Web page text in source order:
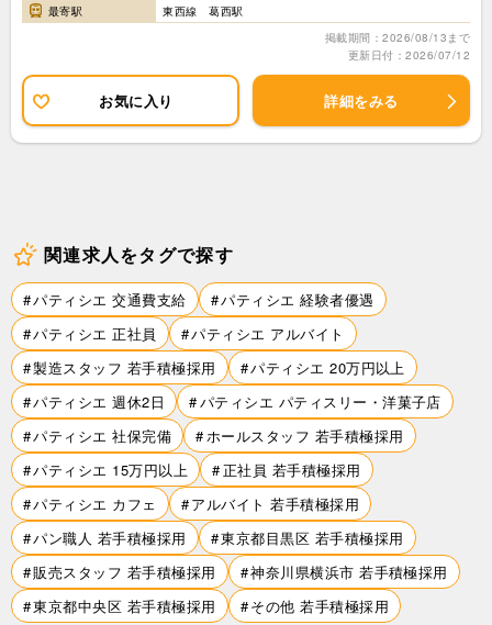
最寄駅
東西線 葛西駅
掲載期間：2026/08/13まで
更新日付：2026/07/12
お気に入り 詳細をみる
関連求人をタグで探す
パティシエ 交通費支給
パティシエ 経験者優遇
パティシエ 正社員
パティシエ アルバイト
製造スタッフ 若手積極採用
パティシエ 20万円以上
パティシエ 週休2日
パティシエ パティスリー・洋菓子店
パティシエ 社保完備
ホールスタッフ 若手積極採用
パティシエ 15万円以上
正社員 若手積極採用
パティシエ カフェ
アルバイト 若手積極採用
パン職人 若手積極採用
東京都目黒区 若手積極採用
販売スタッフ 若手積極採用
神奈川県横浜市 若手積極採用
東京都中央区 若手積極採用
その他 若手積極採用